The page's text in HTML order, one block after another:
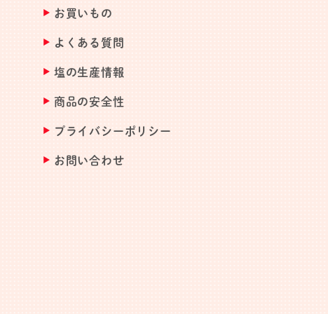
お買いもの
よくある質問
塩の生産情報
商品の安全性
プライバシーポリシー
お問い合わせ